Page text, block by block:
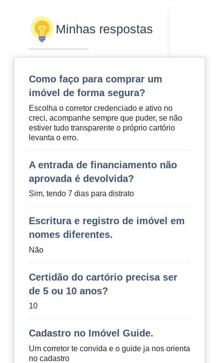
Minhas respostas
Como faço para comprar um
imóvel de forma segura?
Escolha o corretor credenciado e ativo no
creci, acompanhe sempre que puder, se não
estiver tudo transparente o próprio cartório
levanta o erro.
A entrada de financiamento não
aprovada é devolvida?
Sim, tendo 7 dias para distrato
Escritura e registro de imóvel em
nomes diferentes.
Não
Certidão do cartório precisa ser
de 5 ou 10 anos?
10
Cadastro no Imóvel Guide.
Um corretor te convida e o guide ja nos orienta
no cadastro